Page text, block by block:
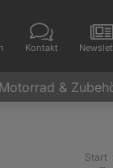
Kontakt
Motorrad &
Start